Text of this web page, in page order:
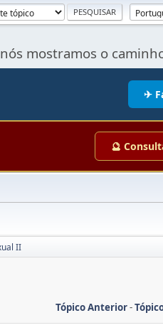
mostramos o
✈
🔮
II
Tópico Anterior-